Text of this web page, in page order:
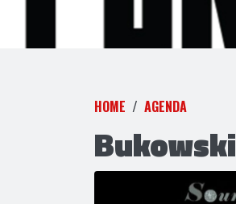
HOME AGENDA
Bukowski